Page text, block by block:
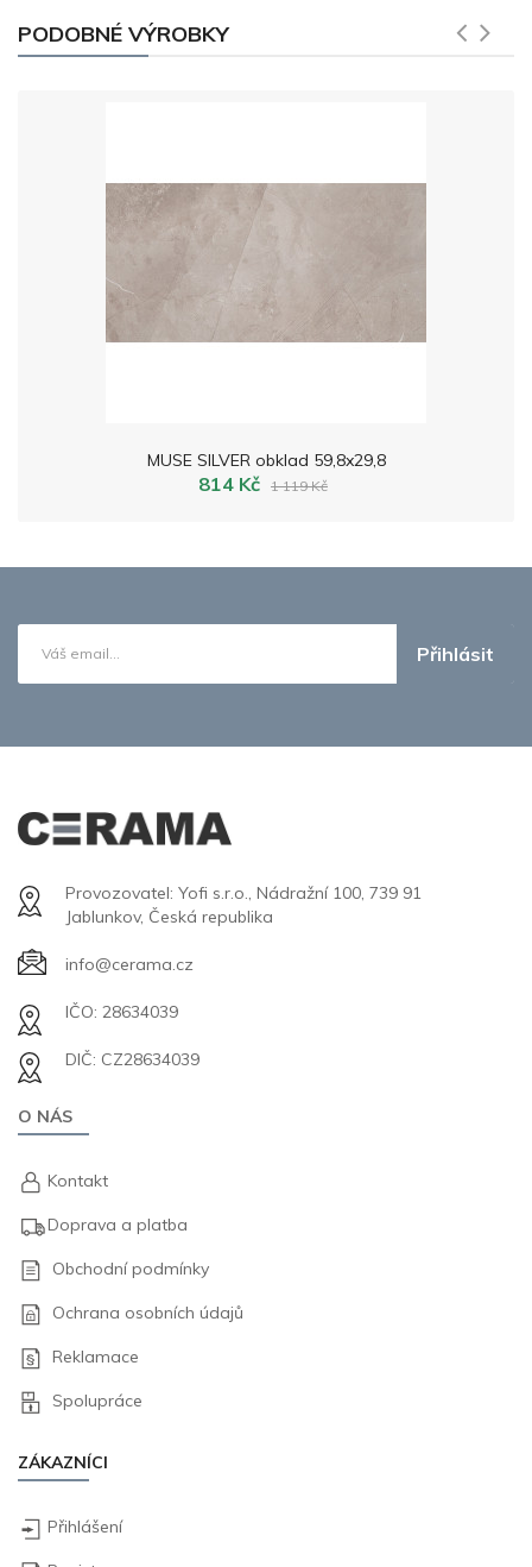
PODOBNÉ VÝROBKY
MUSE SILVER obklad 59,8x29,8
814 Kč 1 119 Kč
Přihlásit
Provozovatel: Yofi s.r.o., Nádražní 100, 739 91
Jablunkov, Česká republika
info@cerama.cz
IČO: 28634039
DIČ: CZ28634039
O NÁS
Kontakt
Doprava a platba
Obchodní podmínky
Ochrana osobních údajů
Reklamace
Spolupráce
ZÁKAZNÍCI
Přihlášení